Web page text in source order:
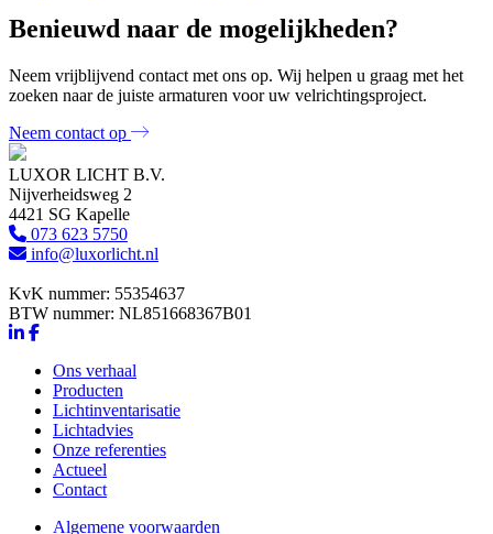
Benieuwd naar de mogelijkheden?
Neem vrijblijvend contact met ons op. Wij helpen u graag met het
zoeken naar de juiste armaturen voor uw velrichtingsproject.
Neem contact op
LUXOR LICHT B.V.
Nijverheidsweg 2
4421 SG Kapelle
073 623 5750
info@luxorlicht.nl
KvK nummer: 55354637
BTW nummer: NL851668367B01
Ons verhaal
Producten
Lichtinventarisatie
Lichtadvies
Onze referenties
Actueel
Contact
Algemene voorwaarden